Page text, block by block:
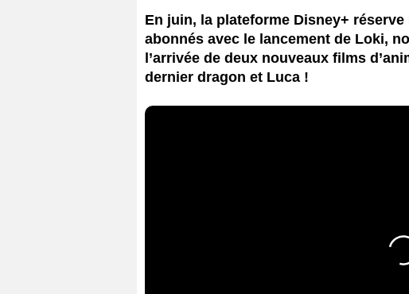
En juin, la plateforme Disney+
abonnés avec le lancement de Loki,
l’arrivée de deux nouveaux films
dernier dragon et Luca !